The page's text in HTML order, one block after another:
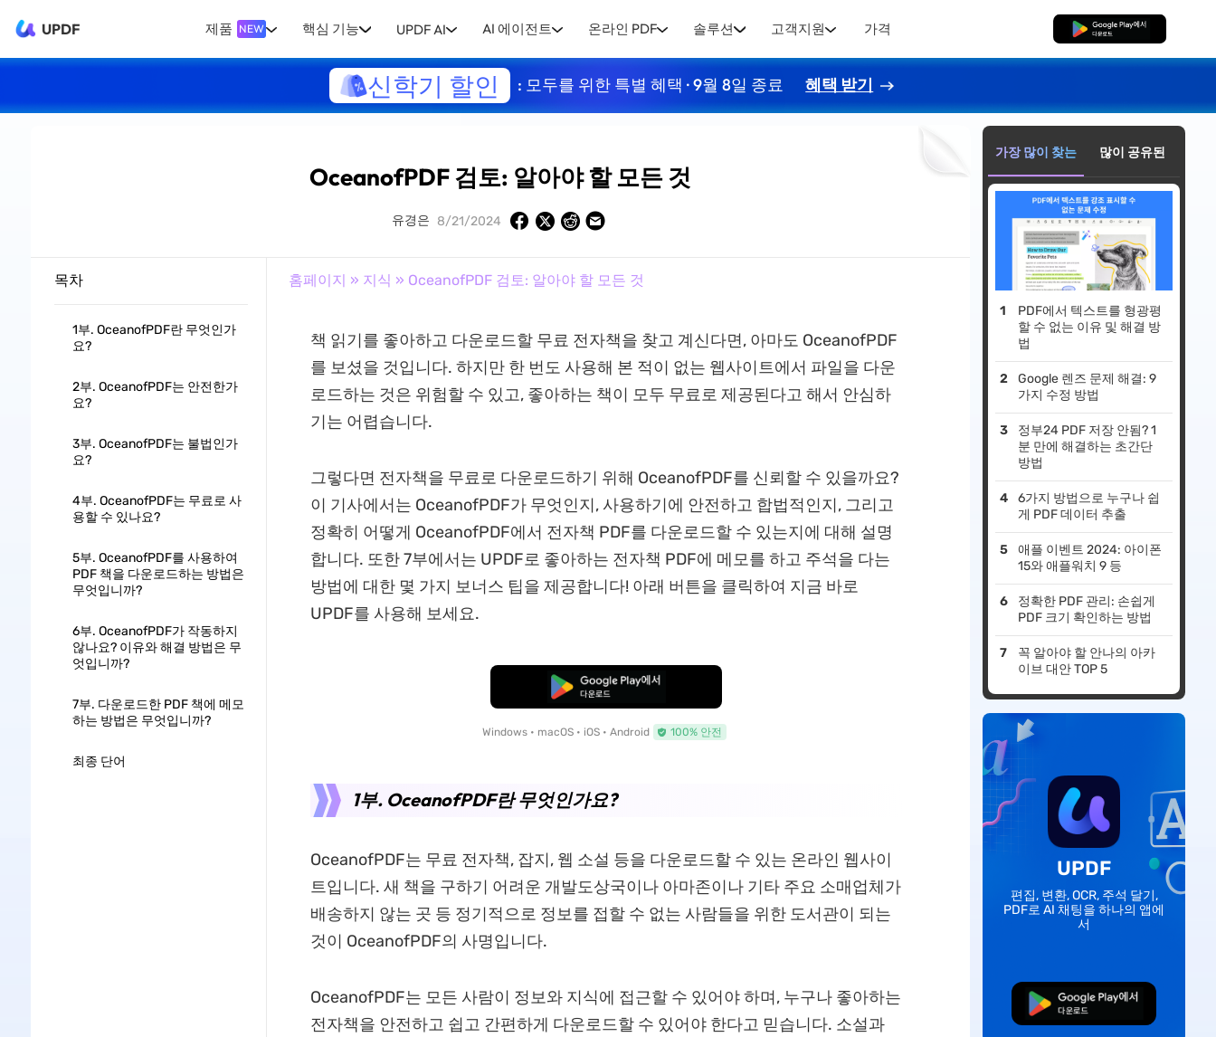
UPDF 제품 NEW 핵심 기능 UPDF AI AI 에이전트 온라인 PDF 솔루션 고객지원 가격 무료로 다운로드
신학기 할인 : 모두를 위한 특별 혜택 · 9월 8일 종료 혜택 받기
OceanofPDF 검토: 알아야 할 모든 것
유경은 8/21/2024
목차
1부. OceanofPDF란 무엇인가
요?
2부. OceanofPDF는 안전한가
요?
3부. OceanofPDF는 불법인가
요?
4부. OceanofPDF는 무료로 사
용할 수 있나요?
5부. OceanofPDF를 사용하여
PDF 책을 다운로드하는 방법은
무엇입니까?
6부. OceanofPDF가 작동하지
않나요? 이유와 해결 방법은 무
엇입니까?
7부. 다운로드한 PDF 책에 메모
하는 방법은 무엇입니까?
최종 단어
홈페이지 » 지식 » OceanofPDF 검토: 알아야 할 모든 것
책 읽기를 좋아하고 다운로드할 무료 전자책을 찾고 계신다면, 아마도 OceanofPDF
를 보셨을 것입니다. 하지만 한 번도 사용해 본 적이 없는 웹사이트에서 파일을 다운
로드하는 것은 위험할 수 있고, 좋아하는 책이 모두 무료로 제공된다고 해서 안심하
기는 어렵습니다.
그렇다면 전자책을 무료로 다운로드하기 위해 OceanofPDF를 신뢰할 수 있을까요?
이 기사에서는 OceanofPDF가 무엇인지, 사용하기에 안전하고 합법적인지, 그리고
정확히 어떻게 OceanofPDF에서 전자책 PDF를 다운로드할 수 있는지에 대해 설명
합니다. 또한 7부에서는 UPDF로 좋아하는 전자책 PDF에 메모를 하고 주석을 다는
방법에 대한 몇 가지 보너스 팁을 제공합니다! 아래 버튼을 클릭하여 지금 바로
UPDF를 사용해 보세요.
무료로 다운로드
Windows • macOS • iOS • Android 100% 안전
1부. OceanofPDF란 무엇인가요?
OceanofPDF는 무료 전자책, 잡지, 웹 소설 등을 다운로드할 수 있는 온라인 웹사이
트입니다. 새 책을 구하기 어려운 개발도상국이나 아마존이나 기타 주요 소매업체가
배송하지 않는 곳 등 정기적으로 정보를 접할 수 없는 사람들을 위한 도서관이 되는
것이 OceanofPDF의 사명입니다.
OceanofPDF는 모든 사람이 정보와 지식에 접근할 수 있어야 하며, 누구나 좋아하는
전자책을 안전하고 쉽고 간편하게 다운로드할 수 있어야 한다고 믿습니다. 소설과
가장 많이 찾는 많이 공유된
PDF에서 텍스트를 형광평
할 수 없는 이유 및 해결 방
법
Google 렌즈 문제 해결: 9
가지 수정 방법
정부24 PDF 저장 안됨? 1
분 만에 해결하는 초간단
방법
6가지 방법으로 누구나 쉽
게 PDF 데이터 추출
애플 이벤트 2024: 아이폰
15와 애플워치 9 등
정확한 PDF 관리: 손쉽게
PDF 크기 확인하는 방법
꼭 알아야 할 안나의 아카
이브 대안 TOP 5
UPDF
편집, 변환, OCR, 주석 달기,
PDF로 AI 채팅을 하나의 앱에
서
무료로 다운로드